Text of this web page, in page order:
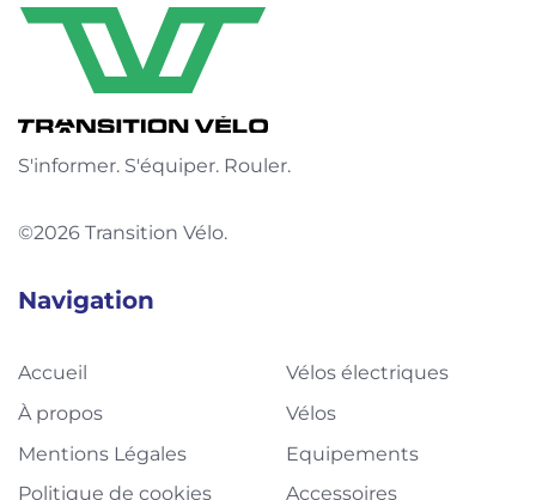
S'informer. S'équiper. Rouler.
©2026 Transition Vélo.
Navigation
Accueil
À propos
Mentions Légales
Politique de cookies
Vélos électriques
Vélos
Equipements
Accessoires